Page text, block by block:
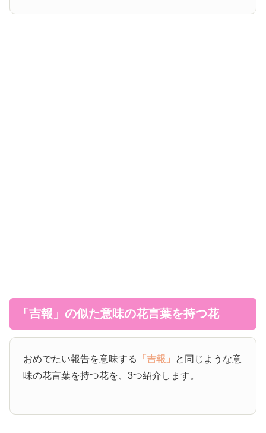
「吉報」の似た意味の花言葉を持つ花
おめでたい報告を意味する 「吉報」 と同じような意
味の花言葉を持つ花を、3つ紹介します。